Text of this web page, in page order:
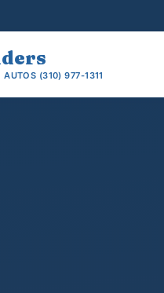
AUTOS (310) 977-1311